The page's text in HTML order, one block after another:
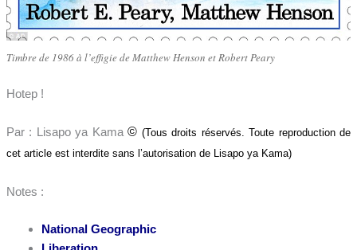
Timbre de 1986 à l’effigie de Matthew Henson et Robert Peary
Hotep !
Par : Lisapo ya Kama© (Tous droits réservés. Toute reproduction de
cet article est interdite sans l’autorisation de Lisapo ya Kama)
Notes :
National Geographic